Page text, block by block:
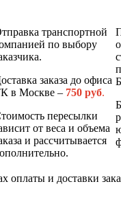
транспортной
по выбору
заказа до офиса
в Москве – 750 руб.
пересылки
от веса и объема
и рассчитывается
оплаты и доставки